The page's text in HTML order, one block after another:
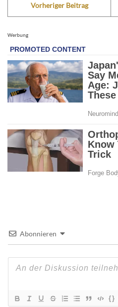
Vorheriger Beitrag
Werbung
Abonnieren
{}